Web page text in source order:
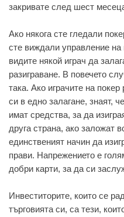
закривате след шест
Ако някога сте гледали
сте виждали управление
видите някой играч да
разиграване. В повечето
така. Ако играчите на
си в едно залагане, знаят,
имат средства, за да
друга страна, ако заложат
единственият начин да
прави. Напрежението е
добри карти, за да си
Инвеститорите, които се
търговията си, са тези,